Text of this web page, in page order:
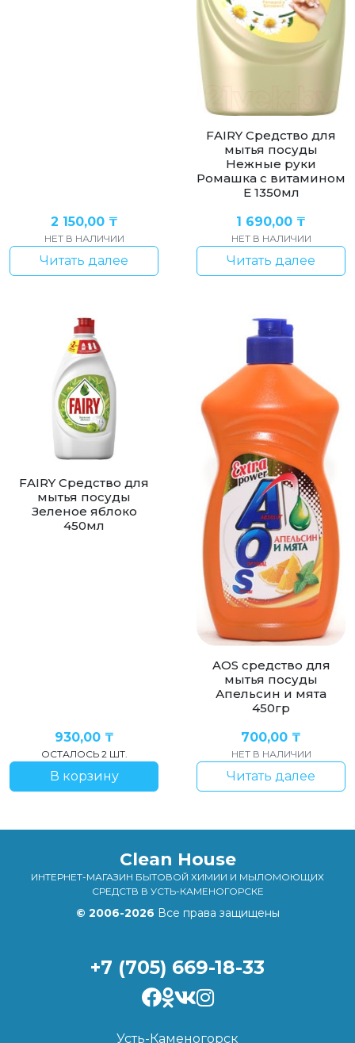
2 150,00 ₸
НЕТ В НАЛИЧИИ
Читать далее
FAIRY Средство для
мытья посуды
Нежные руки
Ромашка с витамином
Е 1350мл
1 690,00 ₸
НЕТ В НАЛИЧИИ
Читать далее
FAIRY Средство для
мытья посуды
Зеленое яблоко
450мл
930,00 ₸
ОСТАЛОСЬ 2 ШТ.
В корзину
AOS cредство для
мытья посуды
Апельсин и мята
450гр
700,00 ₸
НЕТ В НАЛИЧИИ
Читать далее
Clean House
ИНТЕРНЕТ-МАГАЗИН БЫТОВОЙ ХИМИИ И МЫЛОМОЮЩИХ
СРЕДСТВ В УСТЬ-КАМЕНОГОРСКЕ
© 2006-2026 Все права защищены
+7 (705) 669-18-33
Усть-Каменогорск